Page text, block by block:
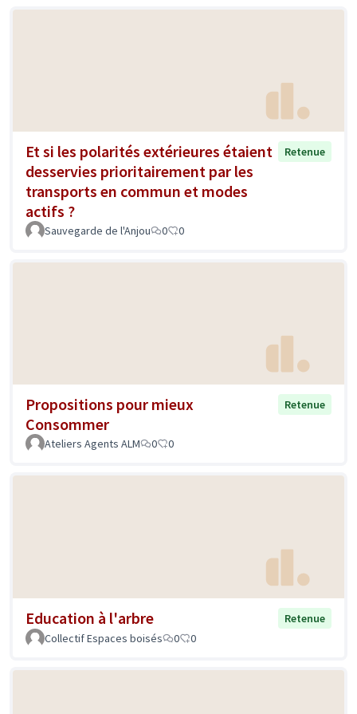
Et si les polarités extérieures étaient
desservies prioritairement par les
transports en commun et modes
actifs ?
Retenue
Sauvegarde de l'Anjou 0 0
Propositions pour mieux
Consommer
Retenue
Ateliers Agents ALM 0 0
Education à l'arbre
Retenue
Collectif Espaces boisés
0 0